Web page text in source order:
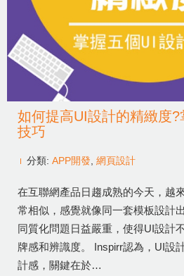
如何提高UI設計的精緻度
技巧
分類: APP開發 網頁設計
在互聯網產品日趨成熟的今天，越
常相似，感覺就像同一套模板設計
同質化問題日益嚴重，使得UI設計
牌感和辨識度。 Inspirr認為，UI設
計感，關鍵在於…